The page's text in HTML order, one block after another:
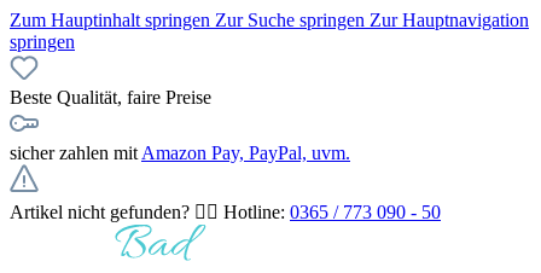
Zum Hauptinhalt springen Zur Suche springen Zur Hauptnavigation
springen
Beste Qualität, faire Preise
sicher zahlen mit Amazon Pay, PayPal, uvm.
Artikel nicht gefunden? 👉🏻 Hotline: 0365 / 773 090 - 50